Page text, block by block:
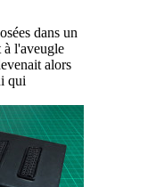
dans un
à l'aveugle
alors
qui